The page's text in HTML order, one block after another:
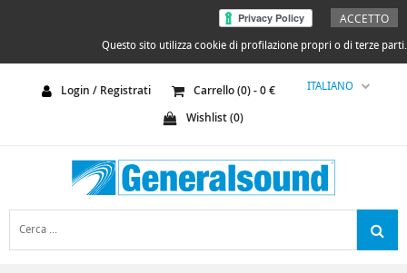
ACCETTO
Questo sito utilizza cookie di profilazione propri o di terze parti.
ITALIANO
Login / Registrati Carrello (0) -0€
Wishlist (0)